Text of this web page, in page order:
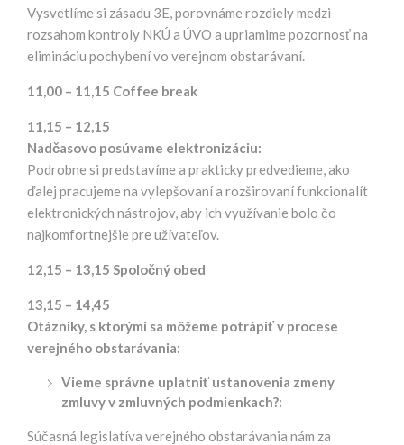
Vysvetlíme si zásadu 3E, porovnáme rozdiely medzi
rozsahom kontroly NKÚ a ÚVO a upriamime pozornosť na
elimináciu pochybení vo verejnom obstarávaní.
11,00 – 11,15 Coffee break
11,15 – 12,15
Nadčasovo posúvame elektronizáciu:
Podrobne si predstavíme a prakticky predvedieme, ako
ďalej pracujeme na vylepšovaní a rozširovaní funkcionalít
elektronických nástrojov, aby ich využívanie bolo čo
najkomfortnejšie pre užívateľov.
12,15 – 13,15 Spoločný obed
13,15 – 14,45
Otázniky, s ktorými sa môžeme potrápiť v procese
verejného obstarávania:
Vieme správne uplatniť ustanovenia zmeny
zmluvy v zmluvných podmienkach?:
Súčasná legislatíva verejného obstarávania nám za